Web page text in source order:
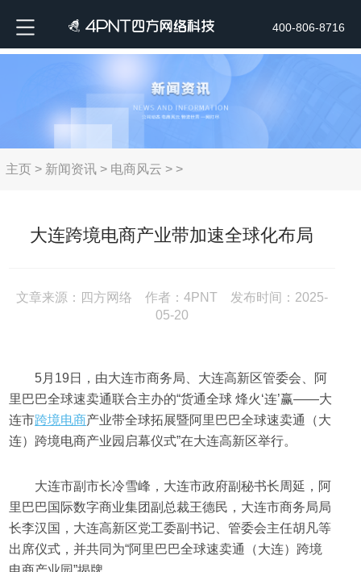
400-806-8716
主页> 新闻资讯> 电商风云 > >
大连跨境电商产业带加速全球化布局
文章来源：四方网络 作者：4PNT 发布时间：2025-
05-20
5月19日，由大连市商务局、大连高新区管委会、阿
里巴巴全球速卖通联合主办的“货通全球 烽火‘连’赢——大
连市跨境电商产业带全球拓展暨阿里巴巴全球速卖通（大
连）跨境电商产业园启幕仪式”在大连高新区举行。
大连市副市长冷雪峰，大连市政府副秘书长周延，阿
里巴巴国际数字商业集团副总裁王德民，大连市商务局局
长李汉国，大连高新区党工委副书记、管委会主任胡凡等
出席仪式，并共同为“阿里巴巴全球速卖通（大连）跨境